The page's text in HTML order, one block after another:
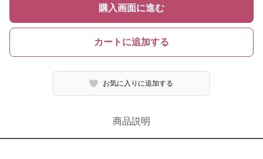
購入画面に進む
カートに追加する
お気に入りに追加する
商品説明